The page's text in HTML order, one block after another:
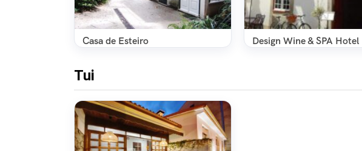
Casa de Esteiro Design Wine & SPA Hotel
Tui